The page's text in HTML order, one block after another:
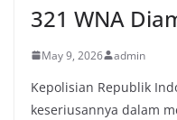
321 WNA
May 9, 2026 admin
Kepolisian Republik
keseriusannya dalam